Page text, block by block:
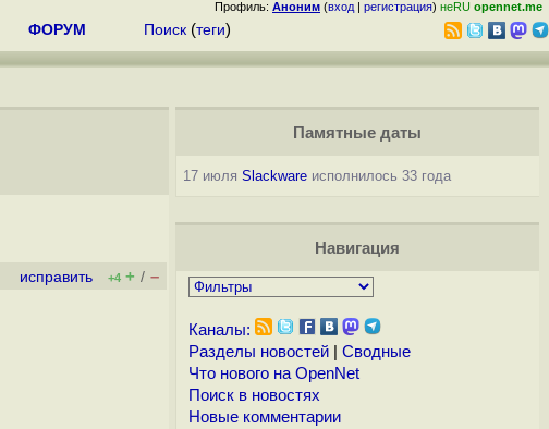
Профиль: Аноним (вход | регистрация) неRU opennet.me
ФОРУМ Поиск (теги)
исправить +4 + / –
Памятные даты
17 июля Slackwareисполнилось 33 года
Навигация
Каналы:
Разделы новостей| Сводные
Что нового на OpenNet
Поиск в новостях
Новые комментарии